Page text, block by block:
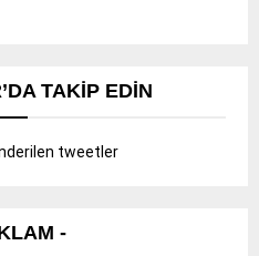
TAKIP EDIN
tweetler
-